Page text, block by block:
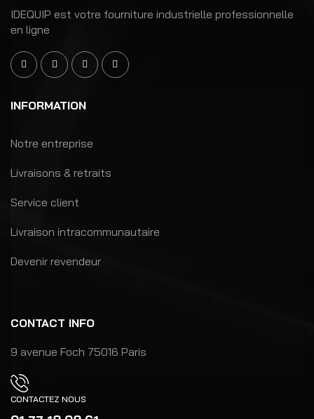
IDEQUIP est votre fourniture industrielle professionnelle
en ligne
INFORMATION
Notre entreprise
Livraisons & retraits
Service client
Livraison intracommunautaire
Devenir revendeur
CONTACT INFO
9 avenue Foch 75016 Paris
CONTACTEZ NOUS